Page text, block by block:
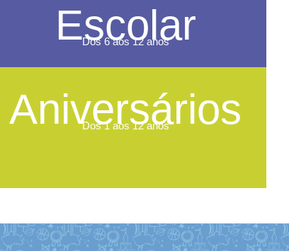
Escolar
Dos 6 aos 12 anos
Aniversários
Dos 1 aos 12 anos